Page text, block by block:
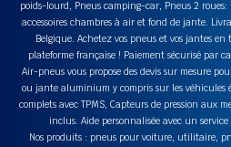
poids-lourd, Pneus camping-car, Pneus 2 roues:
accessoires chambres à air et fond de jante.
Belgique. Achetez vos pneus et vos jantes
plateforme française ! Paiement sécurisé par
Air-pneus vous propose des devis sur mesure
ou jante aluminium y compris sur les véhicules
complets avec TPMS, Capteurs de pression aux
inclus. Aide personnalisée avec un
Nos produits : pneus pour voiture, utilitaire,